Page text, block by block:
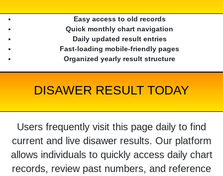
Easy access to old records
Quick monthly chart navigation
Daily updated result entries
Fast-loading mobile-friendly pages
Organized yearly result structure
DISAWER RESULT TODAY
Users frequently visit this page daily to find
current and live disawer results. Our platform
allows individuals to quickly access daily chart
records, review past numbers, and reference